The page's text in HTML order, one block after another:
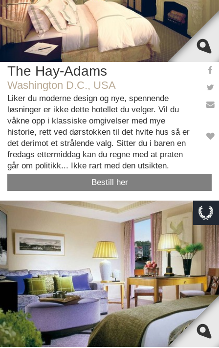
The Hay-Adams
Washington D.C., USA
Liker du moderne design og nye, spennende
løsninger er ikke dette hotellet du velger. Vil du
våkne opp i klassiske omgivelser med mye
historie, rett ved dørstokken til det hvite hus så er
det derimot et strålende valg. Sitter du i baren en
fredags ettermiddag kan du regne med at praten
går om politikk... Ikke rart med den utsikten.
Bestill her
This page can't load Google Maps correctly.
Do you own this website?
OK